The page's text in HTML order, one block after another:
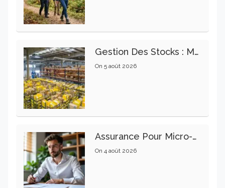
Gestion Des Stocks : Meilleures Pratiques Intralogistiques
On 5 août 2026
Assurance Pour Micro-Entrepreneur : Les Garanties Essentielles À Connaître
On 4 août 2026